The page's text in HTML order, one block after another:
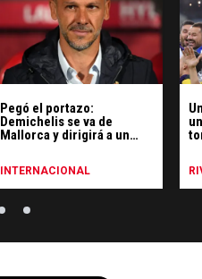
Pegó el portazo:
Demichelis se va de
Mallorca y dirigirá a un
INTERNACIONAL